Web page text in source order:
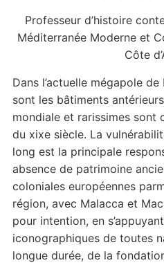
Professeur d’histoire
Méditerranée Moderne et
Côte
Dans l’actuelle mégapole
sont les bâtiments
mondiale et rarissimes sont
du xixe siècle. La
long est la principale
absence de patrimoine
coloniales européennes
région, avec Malacca et
pour intention, en
iconographiques de toutes
longue durée, de la